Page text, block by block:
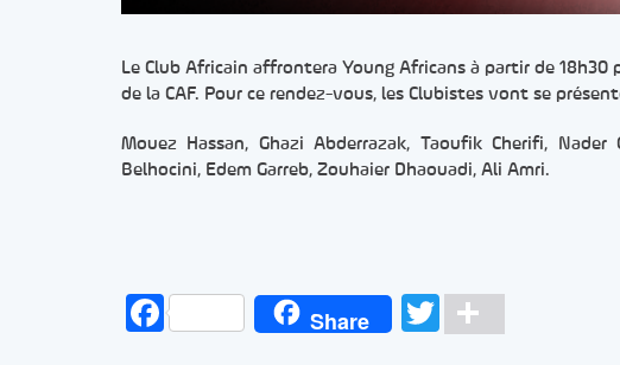
Le Club Africain affrontera Young Africans à partir de
de la CAF. Pour ce rendez-vous, les Clubistes vont se
Mouez Hassan, Ghazi Abderrazak, Taoufik Cherifi,
Belhocini, Edem Garreb, Zouhaier Dhaouadi, Ali Amri.
FacebookShare TwitterPartager